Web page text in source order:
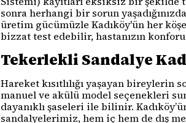
sonra herhangi bir sorun
üretim gücümüzle Kadıköy'ün her
bizzat test edebilir, hastanızın
Tekerlekli Sandalye
Hareket kısıtlılığı yaşayan bireylerin
manuel ve akülü model seçenekleri
dayanıklı şaseleri ile bilinir.
sandalyelerimiz, hem iç hem de dış